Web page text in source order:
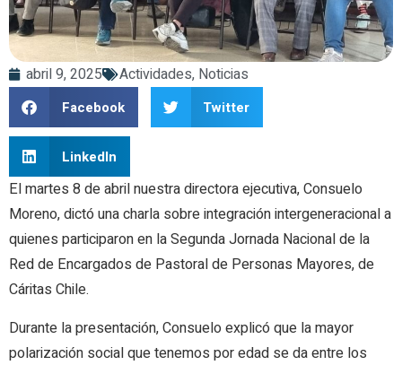
abril 9, 2025 Actividades, Noticias
Facebook Twitter
LinkedIn
El martes 8 de abril nuestra directora ejecutiva, Consuelo
Moreno, dictó una charla sobre integración intergeneracional a
quienes participaron en la Segunda Jornada Nacional de la
Red de Encargados de Pastoral de Personas Mayores, de
Cáritas Chile.
Durante la presentación, Consuelo explicó que la mayor
polarización social que tenemos por edad se da entre los